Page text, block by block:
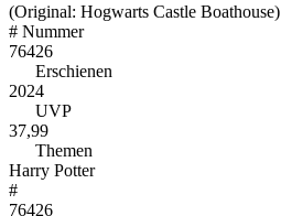
(Original: Hogwarts Castle Boathouse)
# Nummer
76426
Erschienen
2024
UVP
37,99
Themen
Harry Potter
#
76426